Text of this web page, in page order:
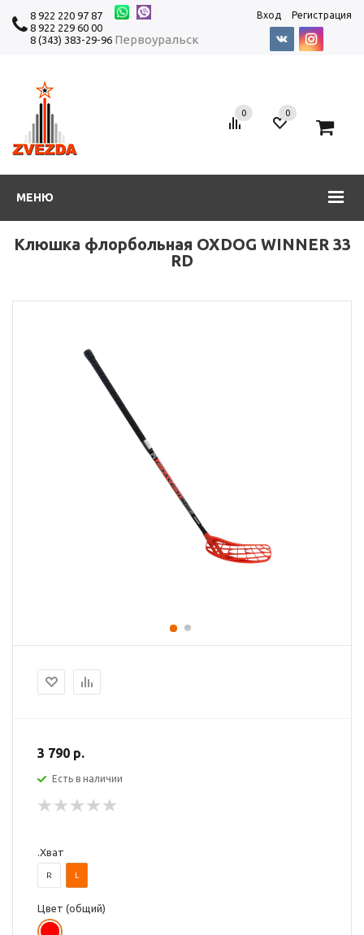
8 922 220 97 87
8 922 229 60 00
8 (343) 383-29-96 Первоуральск
Вход Регистрация
МЕНЮ
0 0
Клюшка флорбольная OXDOG WINNER 33
RD
3 790 р.
Есть в наличии
.Хват
R L
Цвет (общий)